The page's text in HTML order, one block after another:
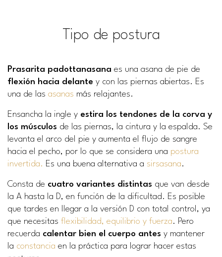
Tipo de postura
Prasarita padottanasana es una asana de pie de
flexión hacia delante y con las piernas abiertas. Es
una de las asanas más relajantes.
Ensancha la ingle y estira los tendones de la corva y
los músculos de las piernas, la cintura y la espalda. Se
levanta el arco del pie y aumenta el flujo de sangre
hacia el pecho, por lo que se considera una postura
invertida. Es una buena alternativa a sirsasana.
Consta de cuatro variantes distintas que van desde
la A hasta la D, en función de la dificultad. Es posible
que tardes en llegar a la versión D con total control, ya
que necesitas flexibilidad, equilibrio y fuerza. Pero
recuerda calentar bien el cuerpo antes y mantener
la constancia en la práctica para lograr hacer estas